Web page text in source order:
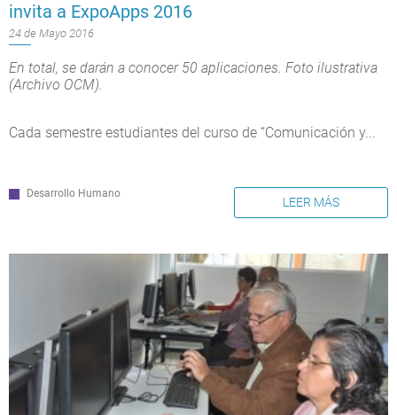
invita a ExpoApps 2016
24 de Mayo 2016
En total, se darán a conocer 50 aplicaciones. Foto ilustrativa
(Archivo OCM).
Cada semestre estudiantes del curso de “Comunicación y...
Desarrollo Humano
LEER MÁS